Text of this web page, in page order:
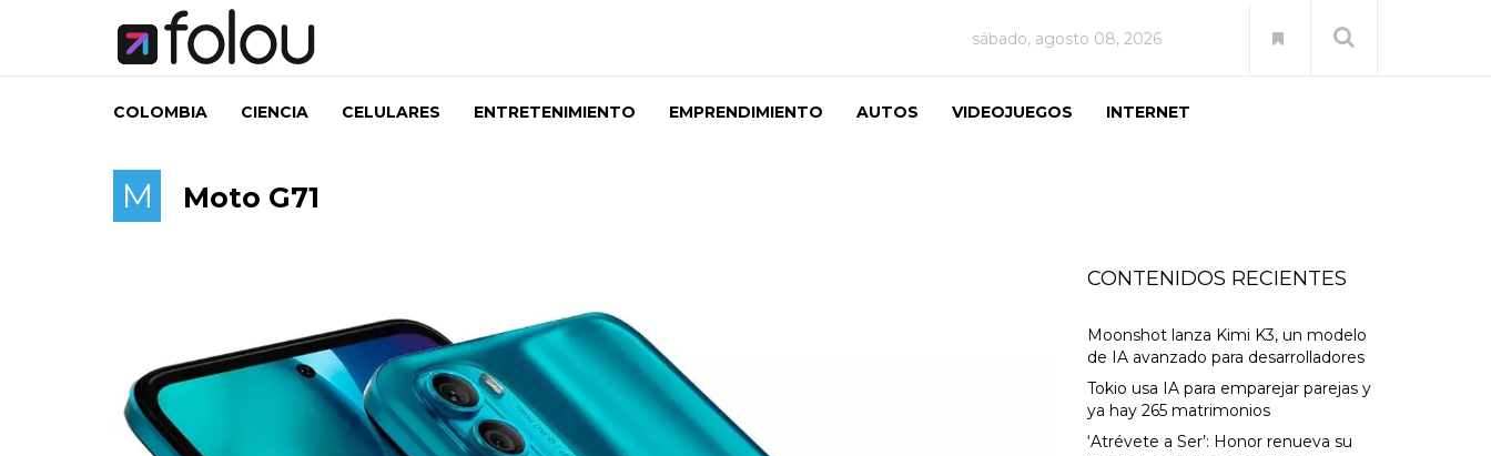
sábado, agosto 08, 2026
COLOMBIA CIENCIA CELULARES ENTRETENIMIENTO EMPRENDIMIENTO AUTOS VIDEOJUEGOS INTERNET
M Moto G71
CONTENIDOS RECIENTES
Moonshot lanza Kimi K3, un modelo
de IA avanzado para desarrolladores
Tokio usa IA para emparejar parejas y
ya hay 265 matrimonios
‘Atrévete a Ser’: Honor renueva su